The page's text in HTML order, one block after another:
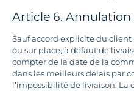
Article 6.
Sauf accord explicite du
ou sur place, à défaut de
compter de la date de la
dans les meilleurs délais par
l’impossibilité de livraison. La